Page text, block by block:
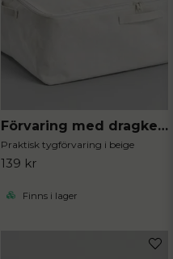
Förvaring med dragkedja
Praktisk tygförvaring i beige
139 kr
Finns i lager